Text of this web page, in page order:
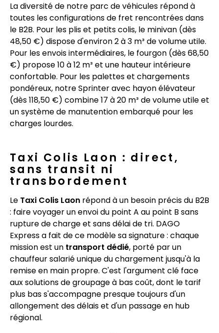
La diversité de notre parc de véhicules répond à
toutes les configurations de fret rencontrées dans
le B2B. Pour les plis et petits colis, le minivan (dès
48,50 €) dispose d'environ 2 à 3 m³ de volume utile.
Pour les envois intermédiaires, le fourgon (dès 68,50
€) propose 10 à 12 m³ et une hauteur intérieure
confortable. Pour les palettes et chargements
pondéreux, notre Sprinter avec hayon élévateur
(dès 118,50 €) combine 17 à 20 m³ de volume utile et
un système de manutention embarqué pour les
charges lourdes.
Taxi Colis Laon : direct,
sans transit ni
transbordement
Le Taxi Colis Laon répond à un besoin précis du B2B
: faire voyager un envoi du point A au point B sans
rupture de charge et sans délai de tri. DAGO
Express a fait de ce modèle sa signature : chaque
mission est un transport dédié, porté par un
chauffeur salarié unique du chargement jusqu'à la
remise en main propre. C'est l'argument clé face
aux solutions de groupage à bas coût, dont le tarif
plus bas s'accompagne presque toujours d'un
allongement des délais et d'un passage en hub
régional.